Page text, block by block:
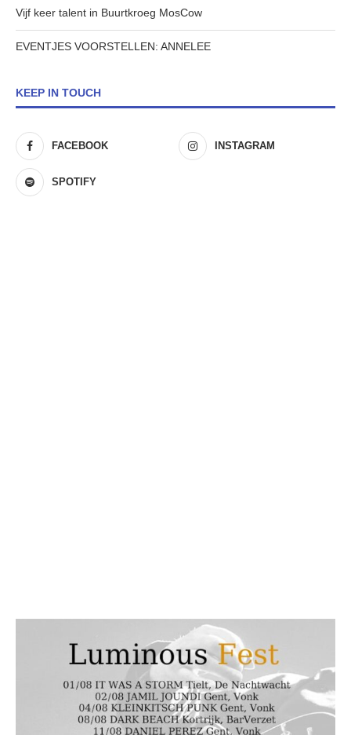
Vijf keer talent in Buurtkroeg MosCow
EVENTJES VOORSTELLEN: ANNELEE
KEEP IN TOUCH
FACEBOOK INSTAGRAM
SPOTIFY